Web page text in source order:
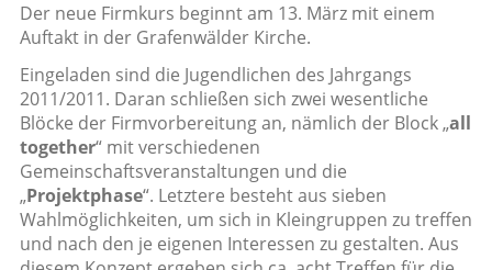
Der neue Firmkurs beginnt am 13. März mit einem
Auftakt in der Grafenwälder Kirche.
Eingeladen sind die Jugendlichen des Jahrgangs
2011/2011. Daran schließen sich zwei wesentliche
Blöcke der Firmvorbereitung an, nämlich der Block „all
together“ mit verschiedenen
Gemeinschaftsveranstaltungen und die
„Projektphase“. Letztere besteht aus sieben
Wahlmöglichkeiten, um sich in Kleingruppen zu treffen
und nach den je eigenen Interessen zu gestalten. Aus